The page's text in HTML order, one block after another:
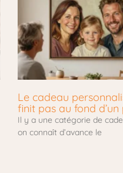
Le cadeau
finit pas au fond
Il y a une catégorie de
on connaît d’avance le